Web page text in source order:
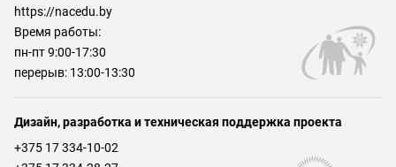
https://nacedu.by
Время работы:
пн-пт 9:00-17:30
перерыв: 13:00-13:30
Дизайн, разработка и техническая поддержка проекта
+375 17 334-10-02